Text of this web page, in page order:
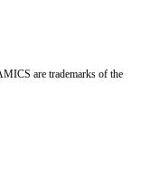
are trademarks of the